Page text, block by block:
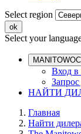
Select region
Select your
Вход в
Запрос
НАЙТИ
Главная
Найти